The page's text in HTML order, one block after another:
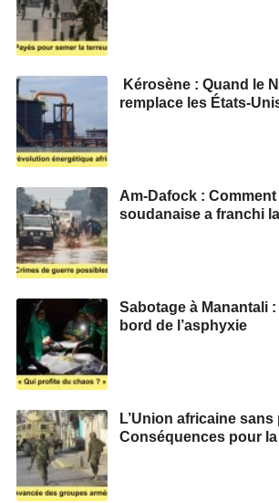
Kérosène : Quand le
remplace les États-
Am-Dafock :
soudanaise a franchi
Sabotage à Manantali
bord de l’asphyxie
L’Union africaine sans
Conséquences pour